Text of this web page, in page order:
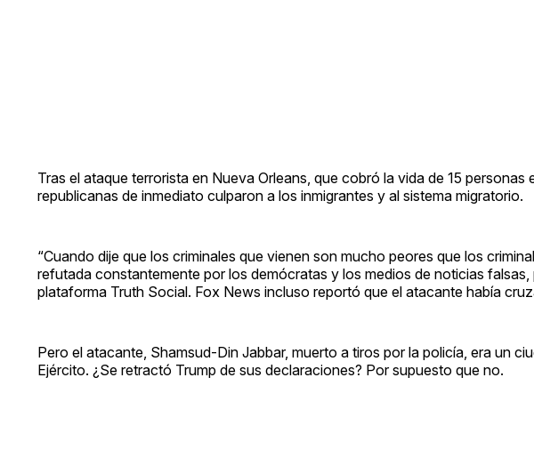
Tras el ataque terrorista en Nueva Orleans, que cobró la vida de 15
republicanas de inmediato culparon a los inmigrantes y al sistema migratorio.
“Cuando dije que los criminales que vienen son mucho peores que los
refutada constantemente por los demócratas y los medios de noticias
plataforma Truth Social. Fox News incluso reportó que el atacante había
Pero el atacante, Shamsud-Din Jabbar, muerto a tiros por la policía, era un
Ejército. ¿Se retractó Trump de sus declaraciones? Por supuesto que no.